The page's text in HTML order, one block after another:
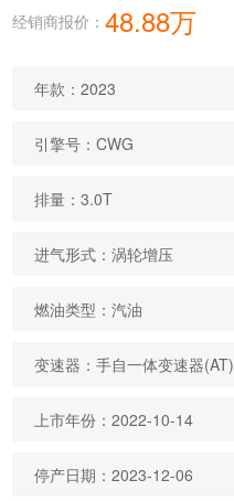
经销商报价：48.88万
年款：2023
引擎号：CWG
排量：3.0T
进气形式：涡轮增压
燃油类型：汽油
变速器：手自一体变速器(AT)
上市年份：2022-10-14
停产日期：2023-12-06